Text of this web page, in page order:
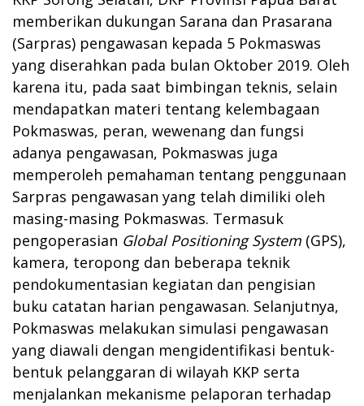
memberikan dukungan Sarana dan Prasarana
(Sarpras) pengawasan kepada 5 Pokmaswas
yang diserahkan pada bulan Oktober 2019. Oleh
karena itu, pada saat bimbingan teknis, selain
mendapatkan materi tentang kelembagaan
Pokmaswas, peran, wewenang dan fungsi
adanya pengawasan, Pokmaswas juga
memperoleh pemahaman tentang penggunaan
Sarpras pengawasan yang telah dimiliki oleh
masing-masing Pokmaswas. Termasuk
pengoperasian Global Positioning System (GPS),
kamera, teropong dan beberapa teknik
pendokumentasian kegiatan dan pengisian
buku catatan harian pengawasan. Selanjutnya,
Pokmaswas melakukan simulasi pengawasan
yang diawali dengan mengidentifikasi bentuk-
bentuk pelanggaran di wilayah KKP serta
menjalankan mekanisme pelaporan terhadap